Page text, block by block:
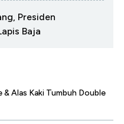
Presiden
Baja
Alas Kaki Tumbuh Double